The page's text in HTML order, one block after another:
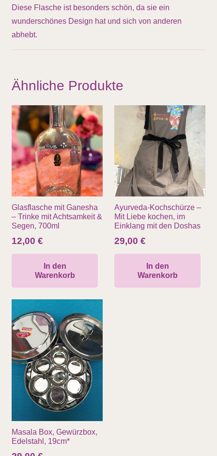
Diese Flasche ist besonders schön, da sie ein
wunderschönes Design hat und sich von anderen
abhebt.
Ähnliche Produkte
Glasflasche mit Ganesha
– Trinke mit Achtsamkeit &
Segen, 700ml
12,00 €
In den
Warenkorb
Ayurveda-Kochschürze –
Mit Liebe kochen, im
Einklang mit den Doshas
29,00 €
In den
Warenkorb
Masala Box, Gewürzbox,
Edelstahl, 19cm*